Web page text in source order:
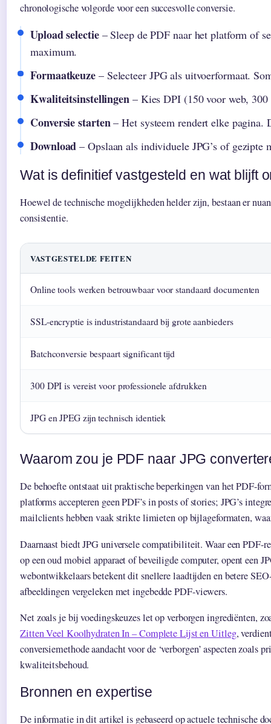
chronologische volgorde voor een succesvolle conversie.
Upload selectie– Sleep de PDF naar het platform of
maximum.
Formaatkeuze – Selecteer JPG als uitvoerformaat.
Kwaliteitsinstellingen – Kies DPI (150 voor web,
Conversie starten– Het systeem rendert elke pagina.
Download – Opslaan als individuele JPG’s of gezipte
Wat is definitief vastgesteld en wat blijft
Hoewel de technische mogelijkheden helder zijn, bestaan er
consistentie.
VASTGESTELDE FEITEN
Online tools werken betrouwbaar voor standaard documenten
SSL-encryptie is industristandaard bij grote aanbieders
Batchconversie bespaart significant tijd
300 DPI is vereist voor professionele afdrukken
JPG en JPEG zijn technisch identiek
Waarom zou je PDF naar JPG
De behoefte ontstaat uit praktische beperkingen van het PDF-
platforms accepteren geen PDF’s in posts of stories; JPG’s
mailclients hebben vaak strikte limieten op bijlageformaten,
Daarnaast biedt JPG universele compatibiliteit. Waar een PDF-
op een oud mobiel apparaet of beveiligde computer, opent een
webontwikkelaars betekent dit snellere laadtijden en betere
afbeeldingen vergeleken met ingebedde PDF-viewers.
Net zoals je bij voedingskeuzes let op verborgen ingrediënten,
Zitten Veel Koolhydraten In – Complete Lijst en Uitleg,
conversiemethode aandacht voor de ‘verborgen’ aspecten zoals
kwaliteitsbehoud.
Bronnen en expertise
De informatie in dit artikel is gebaseerd op actuele technische